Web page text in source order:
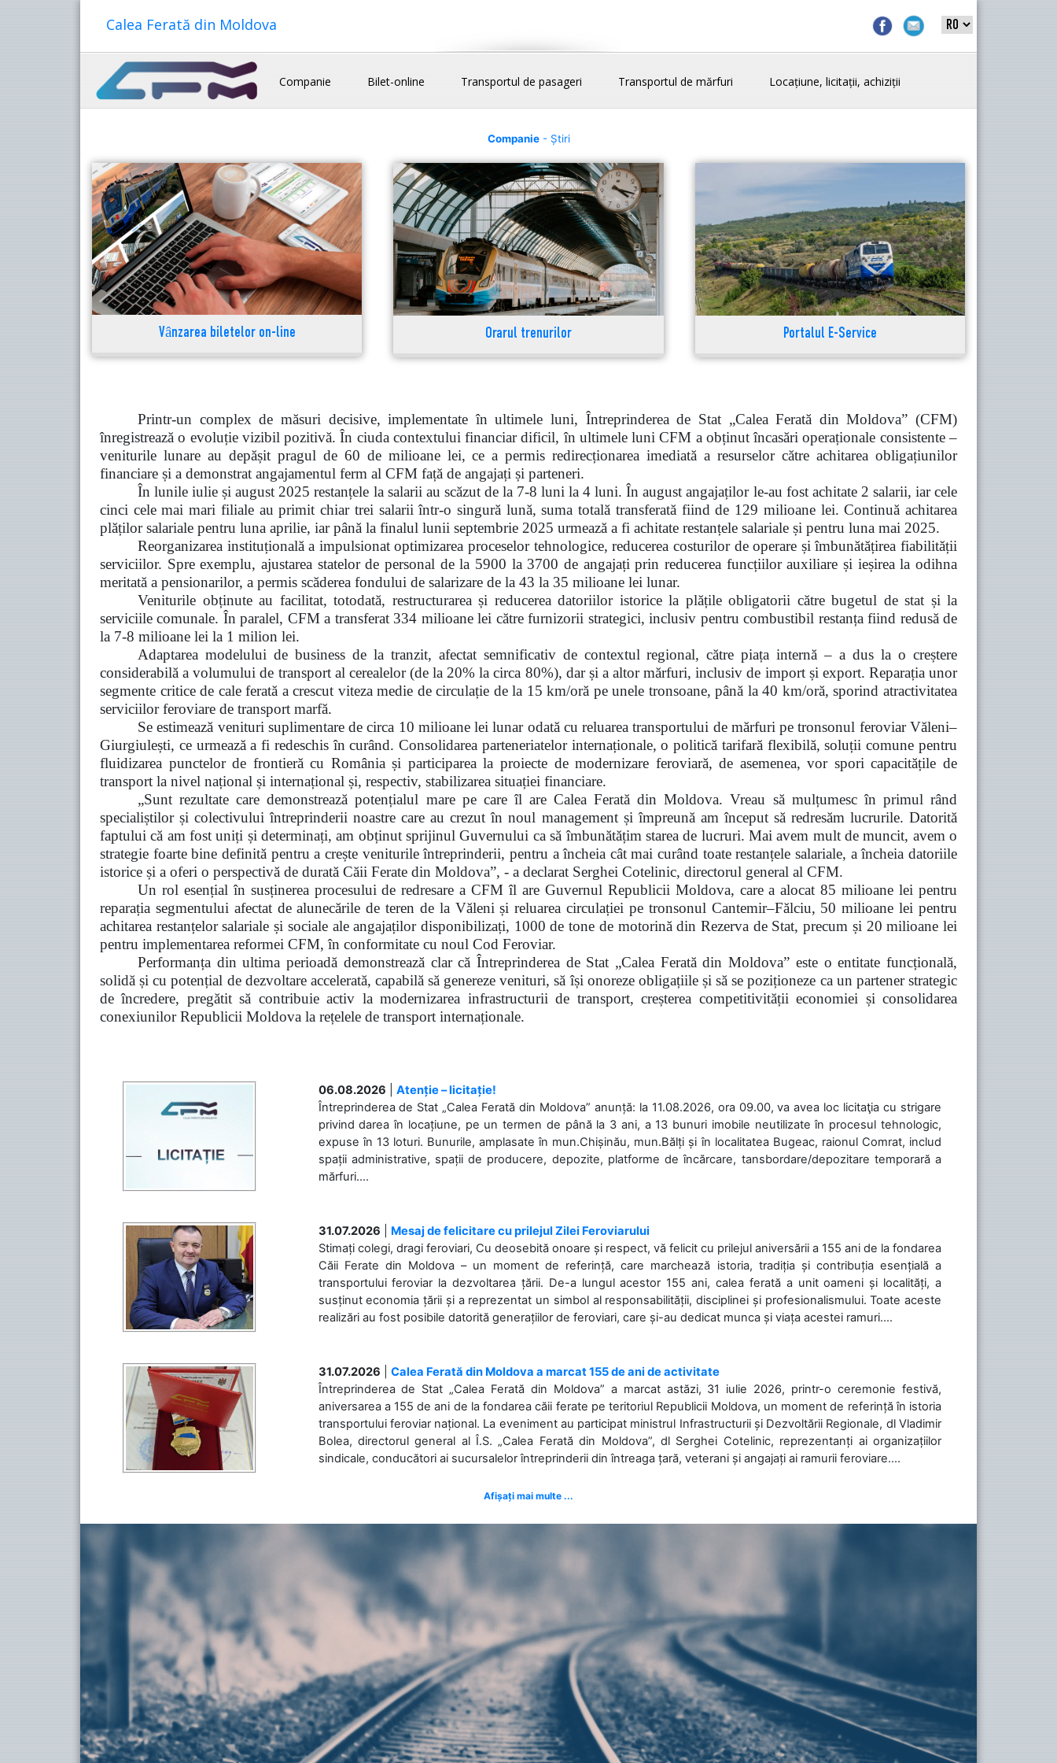
Calea Ferată din Moldova
Companie Bilet-online Transportul de pasageri Transportul de mărfuri Locațiune, licitații, achiziții
Companie- Știri
Vânzarea biletelor on-line Orarul trenurilor Portalul E-Service
Printr-un complex de măsuri decisive, implementate în ultimele luni, Întreprinderea de Stat „Calea Ferată din Moldova” (CFM)
înregistrează o evoluție vizibil pozitivă. În ciuda contextului financiar dificil, în ultimele luni CFM a obținut încasări operaționale consistente –
veniturile lunare au depășit pragul de 60 de milioane lei, ce a permis redirecționarea imediată a resurselor către achitarea obligațiunilor
financiare și a demonstrat angajamentul ferm al CFM față de angajați și parteneri.
În lunile iulie și august 2025 restanțele la salarii au scăzut de la 7-8 luni la 4 luni. În august angajaților le-au fost achitate 2 salarii, iar cele
cinci cele mai mari filiale au primit chiar trei salarii într-o singură lună, suma totală transferată fiind de 129 milioane lei. Continuă achitarea
plăților salariale pentru luna aprilie, iar până la finalul lunii septembrie 2025 urmează a fi achitate restanțele salariale și pentru luna mai 2025.
Reorganizarea instituțională a impulsionat optimizarea proceselor tehnologice, reducerea costurilor de operare și îmbunătățirea fiabilității
serviciilor. Spre exemplu, ajustarea statelor de personal de la 5900 la 3700 de angajați prin reducerea funcțiilor auxiliare și ieșirea la odihna
meritată a pensionarilor, a permis scăderea fondului de salarizare de la 43 la 35 milioane lei lunar.
Veniturile obținute au facilitat, totodată, restructurarea și reducerea datoriilor istorice la plățile obligatorii către bugetul de stat și la
serviciile comunale. În paralel, CFM a transferat 334 milioane lei către furnizorii strategici, inclusiv pentru combustibil restanța fiind redusă de
la 7-8 milioane lei la 1 milion lei.
Adaptarea modelului de business de la tranzit, afectat semnificativ de contextul regional, către piața internă – a dus la o creștere
considerabilă a volumului de transport al cerealelor (de la 20% la circa 80%), dar și a altor mărfuri, inclusiv de import și export. Reparația unor
segmente critice de cale ferată a crescut viteza medie de circulație de la 15 km/oră pe unele tronsoane, până la 40 km/oră, sporind atractivitatea
serviciilor feroviare de transport marfă.
Se estimează venituri suplimentare de circa 10 milioane lei lunar odată cu reluarea transportului de mărfuri pe tronsonul feroviar Văleni–
Giurgiulești, ce urmează a fi redeschis în curând. Consolidarea parteneriatelor internaționale, o politică tarifară flexibilă, soluții comune pentru
fluidizarea punctelor de frontieră cu România și participarea la proiecte de modernizare feroviară, de asemenea, vor spori capacitățile de
transport la nivel național și internațional și, respectiv, stabilizarea situației financiare.
„Sunt rezultate care demonstrează potențialul mare pe care îl are Calea Ferată din Moldova. Vreau să mulțumesc în primul rând
specialiștilor și colectivului întreprinderii noastre care au crezut în noul management și împreună am început să redresăm lucrurile. Datorită
faptului că am fost uniți și determinați, am obținut sprijinul Guvernului ca să îmbunătățim starea de lucruri. Mai avem mult de muncit, avem o
strategie foarte bine definită pentru a crește veniturile întreprinderii, pentru a încheia cât mai curând toate restanțele salariale, a încheia datoriile
istorice și a oferi o perspectivă de durată Căii Ferate din Moldova”, - a declarat Serghei Cotelinic, directorul general al CFM.
Un rol esențial în susținerea procesului de redresare a CFM îl are Guvernul Republicii Moldova, care a alocat 85 milioane lei pentru
reparația segmentului afectat de alunecările de teren de la Văleni și reluarea circulației pe tronsonul Cantemir–Fălciu, 50 milioane lei pentru
achitarea restanțelor salariale și sociale ale angajaților disponibilizați, 1000 de tone de motorină din Rezerva de Stat, precum și 20 milioane lei
pentru implementarea reformei CFM, în conformitate cu noul Cod Feroviar.
Performanța din ultima perioadă demonstrează clar că Întreprinderea de Stat „Calea Ferată din Moldova” este o entitate funcțională,
solidă și cu potențial de dezvoltare accelerată, capabilă să genereze venituri, să își onoreze obligațiile și să se poziționeze ca un partener strategic
de încredere, pregătit să contribuie activ la modernizarea infrastructurii de transport, creșterea competitivității economiei și consolidarea
conexiunilor Republicii Moldova la rețelele de transport internaționale.
06.08.2026
Atenție – licitație!
Întreprinderea de Stat „Calea Ferată din Moldova” anunță: la 11.08.2026, ora 09.00, va avea loc licitaţia cu strigare
privind darea în locațiune, pe un termen de până la 3 ani, a 13 bunuri imobile neutilizate în procesul tehnologic,
expuse în 13 loturi. Bunurile, amplasate în mun.Chișinău, mun.Bălți și în localitatea Bugeac, raionul Comrat, includ
spații administrative, spații de producere, depozite, platforme de încărcare, tansbordare/depozitare temporară a
mărfuri....
31.07.2026
Mesaj de felicitare cu prilejul Zilei Feroviarului
Stimați colegi, dragi feroviari, Cu deosebită onoare și respect, vă felicit cu prilejul aniversării a 155 ani de la fondarea
Căii Ferate din Moldova – un moment de referință, care marchează istoria, tradiția și contribuția esențială a
transportului feroviar la dezvoltarea țării. De-a lungul acestor 155 ani, calea ferată a unit oameni și localități, a
susținut economia țării și a reprezentat un simbol al responsabilității, disciplinei și profesionalismului. Toate aceste
realizări au fost posibile datorită generațiilor de feroviari, care și-au dedicat munca și viața acestei ramuri....
31.07.2026
Calea Ferată din Moldova a marcat 155 de ani de activitate
Întreprinderea de Stat „Calea Ferată din Moldova” a marcat astăzi, 31 iulie 2026, printr-o ceremonie festivă,
aniversarea a 155 de ani de la fondarea căii ferate pe teritoriul Republicii Moldova, un moment de referință în istoria
transportului feroviar național. La eveniment au participat ministrul Infrastructurii și Dezvoltării Regionale, dl Vladimir
Bolea, directorul general al Î.S. „Calea Ferată din Moldova”, dl Serghei Cotelinic, reprezentanți ai organizațiilor
sindicale, conducători ai sucursalelor întreprinderii din întreaga țară, veterani și angajați ai ramurii feroviare....
Afișați mai multe ...